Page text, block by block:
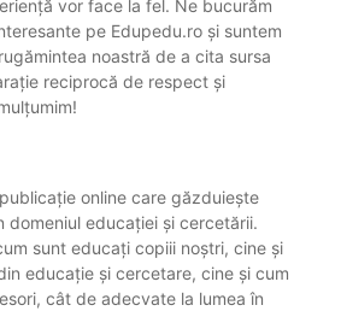
vor face la fel. Ne bucurăm
pe Edupedu.ro și suntem
noastră de a cita sursa
reciprocă de respect și
online care găzduiește
domeniul educației și cercetării.
sunt educați copiii noștri, cine și
educație și cercetare, cine și cum
cât de adecvate la lumea în